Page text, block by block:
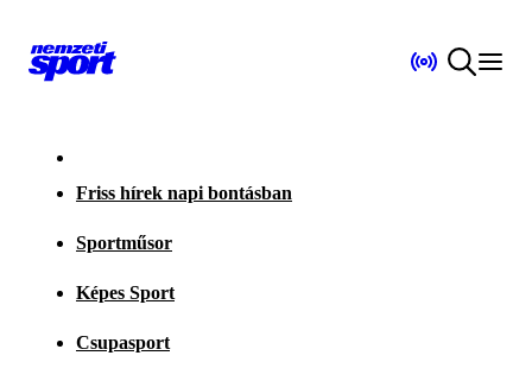
Friss hírek napi bontásban
Sportműsor
Képes Sport
Csupasport